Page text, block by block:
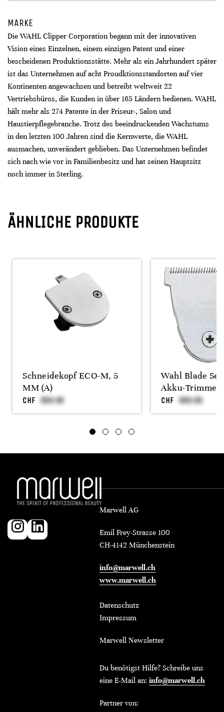
MARKE
Die WAHL Clipper Corporation begann mit der innovativen
Vision eines Einzelnen, einem einzigen Patent und einer
bescheidenen Produktionsstätte. Mehr als ein Jahrhundert später
ist das Unternehmen auf acht Proudktionsstandorten auf vier
Kontinenten angewachsen und betreibt weltweit 22
Vertriebsbüros, die Kunden in über 165 Ländern bedienen. WAHL
hält mehr als 274 Patente in der Friseur-, Salon und
Haustierpflegebranche. Trotz des beeindruckenden Wachstums
in den letzten 100 Jahren sind die Kernwerte, die WAHL
ausmachen, unverändert geblieben. Das Unternehmen befindet
sich nach wie vor in Familienbesitz und hat seinen Hauptsitz
noch immer in Sterling.
ÄHNLICHE PRODUKTE
Schneidekopf ECO-M, 5
MM (A)
CHF
Wahl Blade
Akku-
CHF
Marwell AG
Emil Frey-Strasse 100
CH-4142 Münchenstein
info@marwell.ch
www.marwell.ch
Datenschutz
Impressum
Marwell Newsletter
Du benötigst Hilfe? Schreibe uns
eine E-Mail an: info@marwell.ch
Partner von: